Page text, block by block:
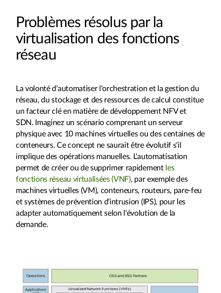
Problèmes résolus par la
virtualisation des fonctions
réseau
La volonté d'automatiser l'orchestration et la gestion du
réseau, du stockage et des ressources de calcul constitue
un facteur clé en matière de développement NFV et
SDN. Imaginez un scénario comprenant un serveur
physique avec 10 machines virtuelles ou des centaines de
conteneurs. Ce concept ne saurait être évolutif s'il
implique des opérations manuelles. L'automatisation
permet de créer ou de supprimer rapidement les
fonctions réseau virtualisées (VNF), par exemple des
machines virtuelles (VM), conteneurs, routeurs, pare-feu
et systèmes de prévention d'intrusion (IPS), pour les
adapter automatiquement selon l'évolution de la
demande.